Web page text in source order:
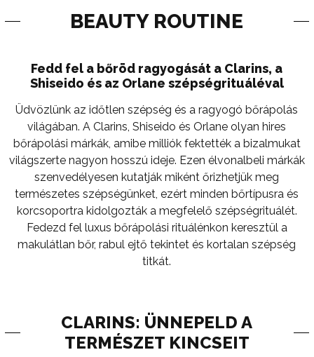
BEAUTY ROUTINE
Fedd fel a bőröd ragyogását a Clarins, a
Shiseido és az Orlane szépségrituáléval
Üdvözlünk az időtlen szépség és a ragyogó bőrápolás
világában. A Clarins, Shiseido és Orlane olyan hires
bőrápolási márkák, amibe milliók fektették a bizalmukat
világszerte nagyon hosszú ideje. Ezen élvonalbeli márkák
szenvedélyesen kutatják miként őrizhetjük meg
természetes szépségünket, ezért minden bőrtípusra és
korcsoportra kidolgozták a megfelelő szépségrituálét.
Fedezd fel luxus bőrápolási rituálénkon keresztül a
makulátlan bőr, rabul ejtő tekintet és kortalan szépség
titkát.
CLARINS: ÜNNEPELD A
TERMÉSZET KINCSEIT